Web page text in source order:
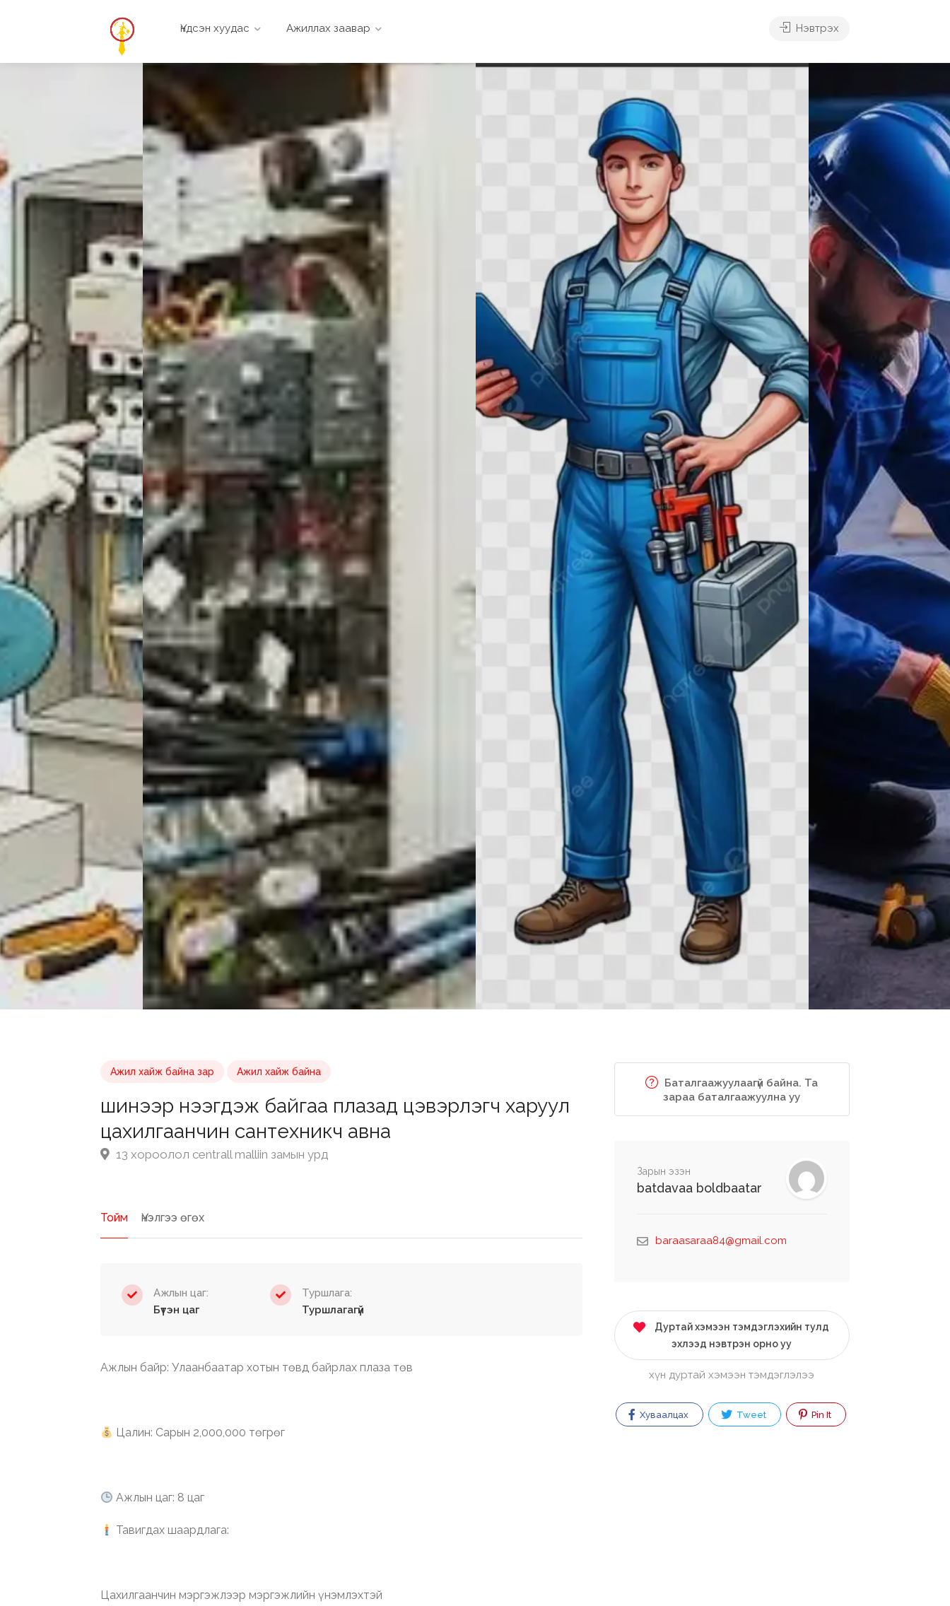
Үндсэн хуудас Ажиллах заавар Нэвтрэх
Ажил хайж байна зар Ажил хайж байна
шинээр нээгдэж байгаа плазад цэвэрлэгч харуул
цахилгаанчин сантехникч авна
13 хороолол centrall malliin замын урд
Тойм Үнэлгээ өгөх
Ажлын цаг:
Бүтэн цаг
Туршлага:
Туршлагагүй
Ажлын байр: Улаанбаатар хотын төвд байрлах плаза төв
Цалин: Сарын 2,000,000 төгрөг
Ажлын цаг: 8 цаг
Тавигдах шаардлага:
Цахилгаанчин мэргэжлээр мэргэжлийн үнэмлэхтэй
Баталгаажуулаагүй байна. Та
зараа баталгаажуулна уу
Зарын эзэн
batdavaa boldbaatar
baraasaraa84@gmail.com
Дуртай хэмээн тэмдэглэхийн тулд
эхлээд нэвтрэн орно уу
хүн дуртай хэмээн тэмдэглэлээ
Хуваалцах Tweet Pin It